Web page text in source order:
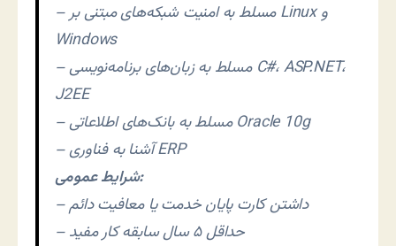
– مسلط به امنیت شبکه‌های مبتنی بر Linux و
Windows
– مسلط به زبان‌های برنامه‌نویسی C#، ASP.NET،
J2EE
– مسلط به بانک‌های اطلاعاتی Oracle 10g
– آشنا به فناوری ERP
شرایط عمومی:
– داشتن کارت پایان خدمت یا معافیت دائم
– حداقل ۵ سال سابقه کار مفید